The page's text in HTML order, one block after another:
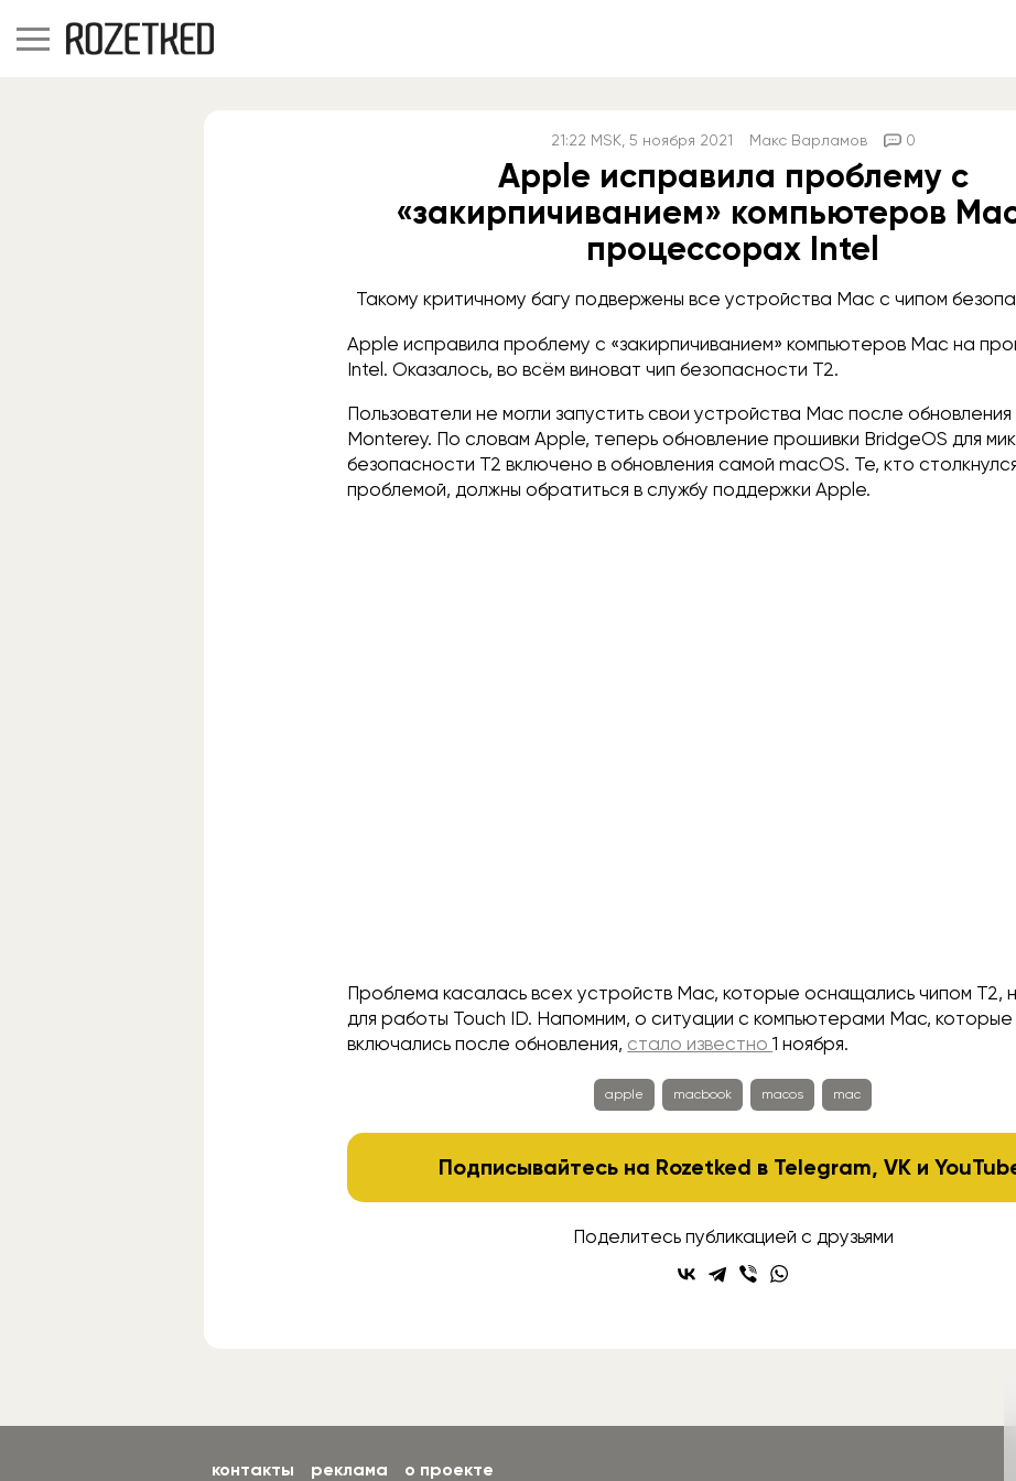
21:22 MSK, 5 ноября 2021 Макс Варламов 0
Apple исправила проблему с
«закирпичиванием» компьютеров
процессорах Intel
Такому критичному багу подвержены все устройства Mac с чипом
Apple исправила проблему с «закирпичиванием» компьютеров Mac на
Intel. Оказалось, во всём виноват чип безопасности T2.
Пользователи не могли запустить свои устройства Mac после
Monterey. По словам Apple, теперь обновление прошивки BridgeOS для
безопасности T2 включено в обновления самой macOS. Те, кто
проблемой, должны обратиться в службу поддержки Apple.
Проблема касалась всех устройств Mac, которые оснащались чипом T2,
для работы Touch ID. Напомним, о ситуации с компьютерами Mac, которые
включались после обновления, стало известно1 ноября.
apple macbook macos mac
Подписывайтесь на Rozetked в Telegram,VK и
Поделитесь публикацией с друзьями
контакты реклама о проекте